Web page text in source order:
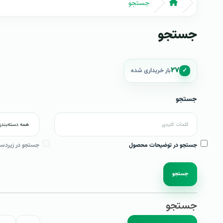
جستجو
جستجو
✓ ۲۷بار خریداری شده
جستجو
جستجو در توضیحات محصول جستجو در
جستجو
جستجو